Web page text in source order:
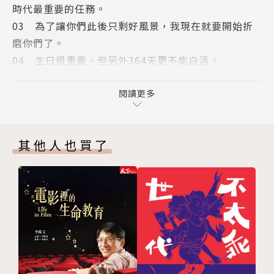
暢銷作家東燁（穹風），除了小說家的身分，
他同時還是幼保科的導師──游老師
這些年，他在偏鄉高職任教，面對數百個「中二」學
生，
他們各有各的個性、各有各的麻煩、各有各的讓人忍不
畢竟他是游老師，
那個不論是外校混混來找麻煩、和家長關係不佳、失戀
想哭訴，
都會第一個被想起的游老師。
「老師會直接寫給你的字，通常你最後都不會記得；
你自己發自內心想去學會的字，那才是你的朋友。」
時代最重要的任務。
03 為了讓你們此後只剩好風景，我現在就要開始折
磨你們了。
04 生日很重要，但另外364天更不能白活。
06 社會不會輕易原諒你，冷漠更是一種罪；我們生
07 這世上，有些人不是你說pk，就能pk的！
08 有一種聰明人，能在地獄中種出花朵。
09 你們還是放下課本，先出去談點小戀愛吧，好
嗎？
10 每天演十分鐘的好兒子，天下就會太平。
11 天底下沒那麼多會逼你七早八早把自己灌醉的爛
12 要一頭撞上去之前，先看看那是鐵板還是水泥牆
閱讀更多
其他人也買了